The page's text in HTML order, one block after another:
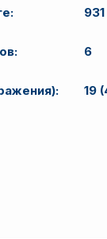
931
6
19